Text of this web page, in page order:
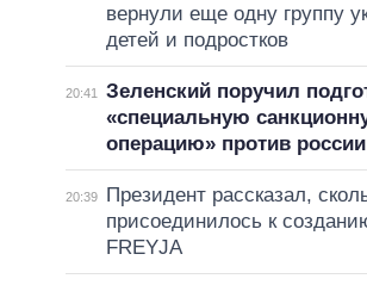
вернули еще одну группу
детей и подростков
20:41
Зеленский поручил
«специальную
операцию» против россии
20:39
Президент рассказал,
присоединилось к
FREYJA